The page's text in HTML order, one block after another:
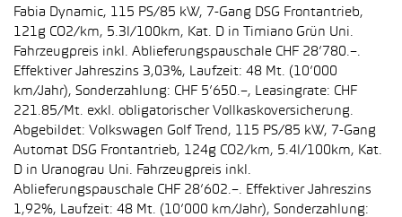
Fabia Dynamic, 115 PS/85 kW, 7-Gang DSG Frontantrieb,
121g CO2/km, 5.3l/100km, Kat. D in Timiano Grün Uni.
Fahrzeugpreis inkl. Ablieferungspauschale CHF 28’780.–.
Effektiver Jahreszins 3,03%, Laufzeit: 48 Mt. (10’000
km/Jahr), Sonderzahlung: CHF 5’650.–, Leasingrate: CHF
221.85/Mt. exkl. obligatorischer Vollkaskoversicherung.
Abgebildet: Volkswagen Golf Trend, 115 PS/85 kW, 7-Gang
Automat DSG Frontantrieb, 124g CO2/km, 5.4l/100km, Kat.
D in Uranograu Uni. Fahrzeugpreis inkl.
Ablieferungspauschale CHF 28’602.–. Effektiver Jahreszins
1,92%, Laufzeit: 48 Mt. (10’000 km/Jahr), Sonderzahlung: